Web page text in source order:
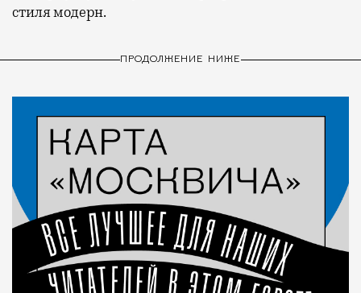
стиля модерн.
ПРОДОЛЖЕНИЕ НИЖЕ